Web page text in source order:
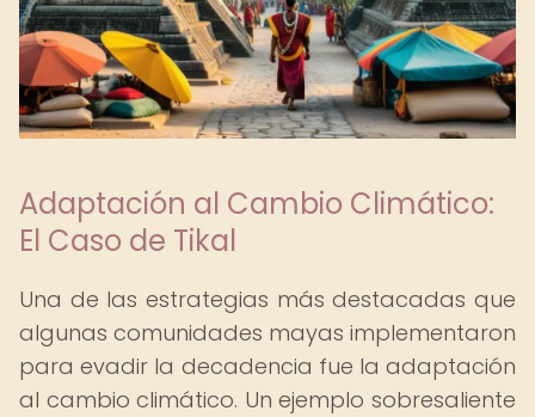
Adaptación al Cambio Climático:
El Caso de Tikal
Una de las estrategias más destacadas que
algunas comunidades mayas implementaron
para evadir la decadencia fue la adaptación
al cambio climático. Un ejemplo sobresaliente